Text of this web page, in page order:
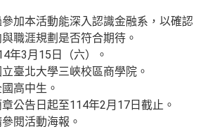
加本活動能深入認識金融系，以確認
職涯規劃是否符合期待。
年3月15日（六）。
臺北大學三峽校區商學院。
高中生。
公告日起至114年2月17日截止。
閱活動海報。